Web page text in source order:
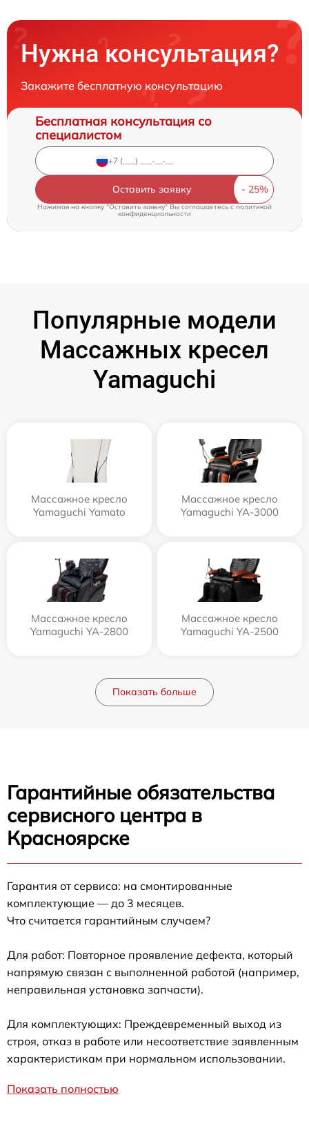
Нужна консультация?
Закажите бесплатную консультацию
Бесплатная консультация со
специалистом
Оставить заявку
Нажимая на кнопку "Оставить заявку" Вы соглашаетесь cполитикой
конфиденциальности
Популярные модели
Массажных кресел
Yamaguchi
Массажное кресло
Yamaguchi Yamato
Массажное кресло
Yamaguchi YA-3000
Массажное кресло
Yamaguchi YA-2800
Массажное кресло
Yamaguchi YA-2500
Показать больше
Гарантийные обязательства
сервисного центра в
Красноярске
Гарантия от сервиса: на смонтированные
комплектующие — до 3 месяцев.
Что считается гарантийным случаем?
Для работ: Повторное проявление дефекта, который
напрямую связан с выполненной работой (например,
неправильная установка запчасти).
Для комплектующих: Преждевременный выход из
строя, отказ в работе или несоответствие заявленным
характеристикам при нормальном использовании.
Показать полностью